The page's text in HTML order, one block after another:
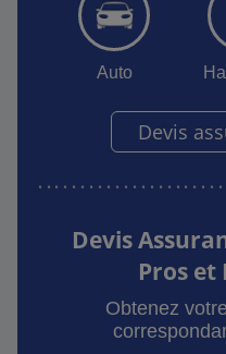
Auto
Devis
Devis
Pros et
Obtenez